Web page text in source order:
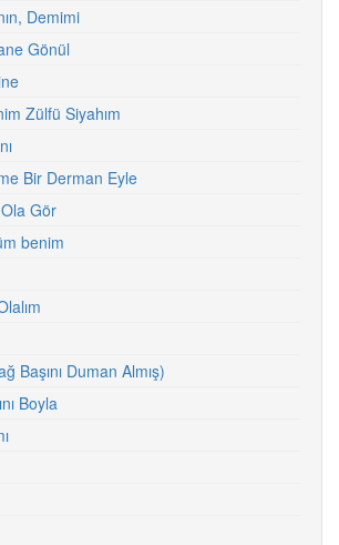
Demimi
Gönül
Zülfü Siyahım
Bir Derman Eyle
Gör
benim
Başını Duman Almış)
Boyla